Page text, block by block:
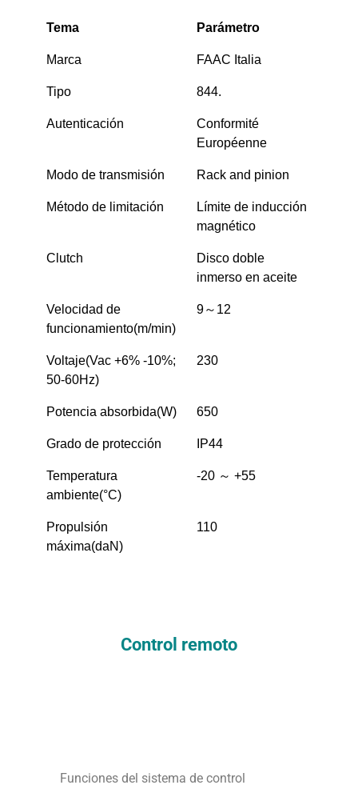
Tema Parámetro
Marca FAAC Italia
Tipo 844.
Autenticación
Conformité
Européenne
Modo de transmisión Rack and pinion
Método de limitación
Límite de inducción
magnético
Clutch
Disco doble
inmerso en aceite
Velocidad de
funcionamiento(m/min)
9～12
Voltaje(Vac +6% -10%;
50-60Hz)
230
Potencia absorbida(W) 650
Grado de protección IP44
Temperatura
ambiente(°C)
-20 ～ +55
Propulsión
máxima(daN)
110
Control remoto
Funciones del sistema de control